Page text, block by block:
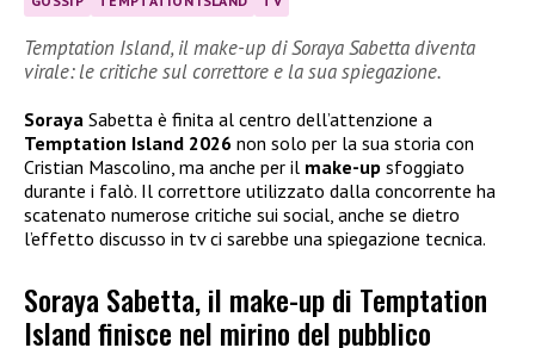
Temptation Island, il make-up di Soraya Sabetta diventa
virale: le critiche sul correttore e la sua spiegazione.
Soraya Sabetta è finita al centro dell’attenzione a
Temptation Island 2026 non solo per la sua storia con
Cristian Mascolino, ma anche per il make-up sfoggiato
durante i falò. Il correttore utilizzato dalla concorrente ha
scatenato numerose critiche sui social, anche se dietro
l’effetto discusso in tv ci sarebbe una spiegazione tecnica.
Soraya Sabetta, il make-up di Temptation
Island finisce nel mirino del pubblico